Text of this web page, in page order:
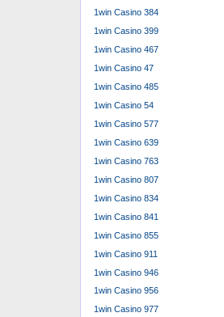
1win Casino 384
1win Casino 399
1win Casino 467
1win Casino 47
1win Casino 485
1win Casino 54
1win Casino 577
1win Casino 639
1win Casino 763
1win Casino 807
1win Casino 834
1win Casino 841
1win Casino 855
1win Casino 911
1win Casino 946
1win Casino 956
1win Casino 977